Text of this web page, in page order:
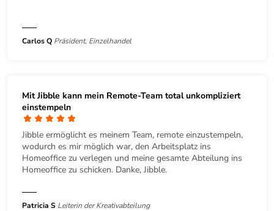
Carlos Q Präsident, Einzelhandel
Mit Jibble kann mein Remote-Team total unkompliziert
einstempeln
Jibble ermöglicht es meinem Team, remote einzustempeln,
wodurch es mir möglich war, den Arbeitsplatz ins
Homeoffice zu verlegen und meine gesamte Abteilung ins
Homeoffice zu schicken. Danke, Jibble.
Patricia S Leiterin der Kreativabteilung